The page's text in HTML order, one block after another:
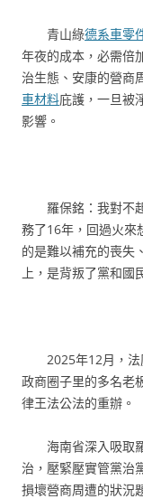
青山綠德系車零
年夜的成本，必需倍
治生態、安康的營商
車材料庇護，一旦被
影響。
羅保銘：我對不
務了16年，回過火來
的是難以補充的喪失
上，是背叛了黨和國
2025年12月，
政商圈子里的多名老
律王法公法的重辦。
海南省深入吸取
治，壓緊壓實管黨治
損壞營商周遭的狀況